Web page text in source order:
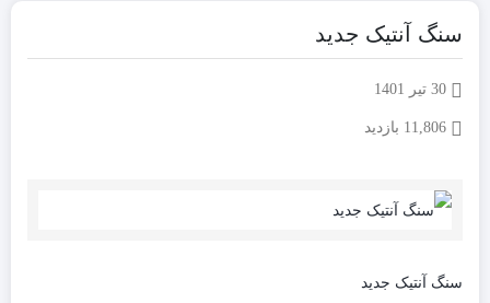
سنگ آنتیک جدید
30 تیر 1401
سنگ آنتیک جدید